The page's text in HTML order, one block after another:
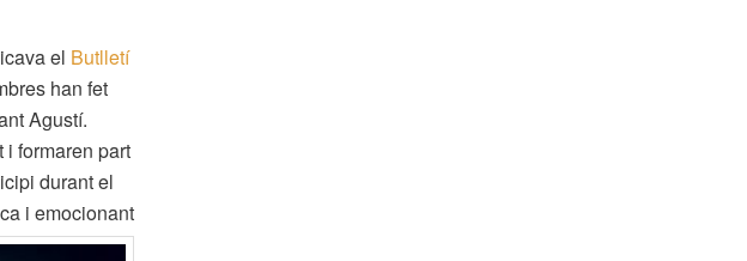
el Butlletí
han fet
Agustí.
i formaren part
durant el
i emocionant